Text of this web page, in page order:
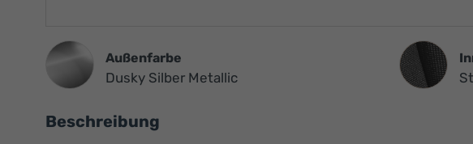
Außenfarbe
Dusky Silber Metallic
Beschreibung